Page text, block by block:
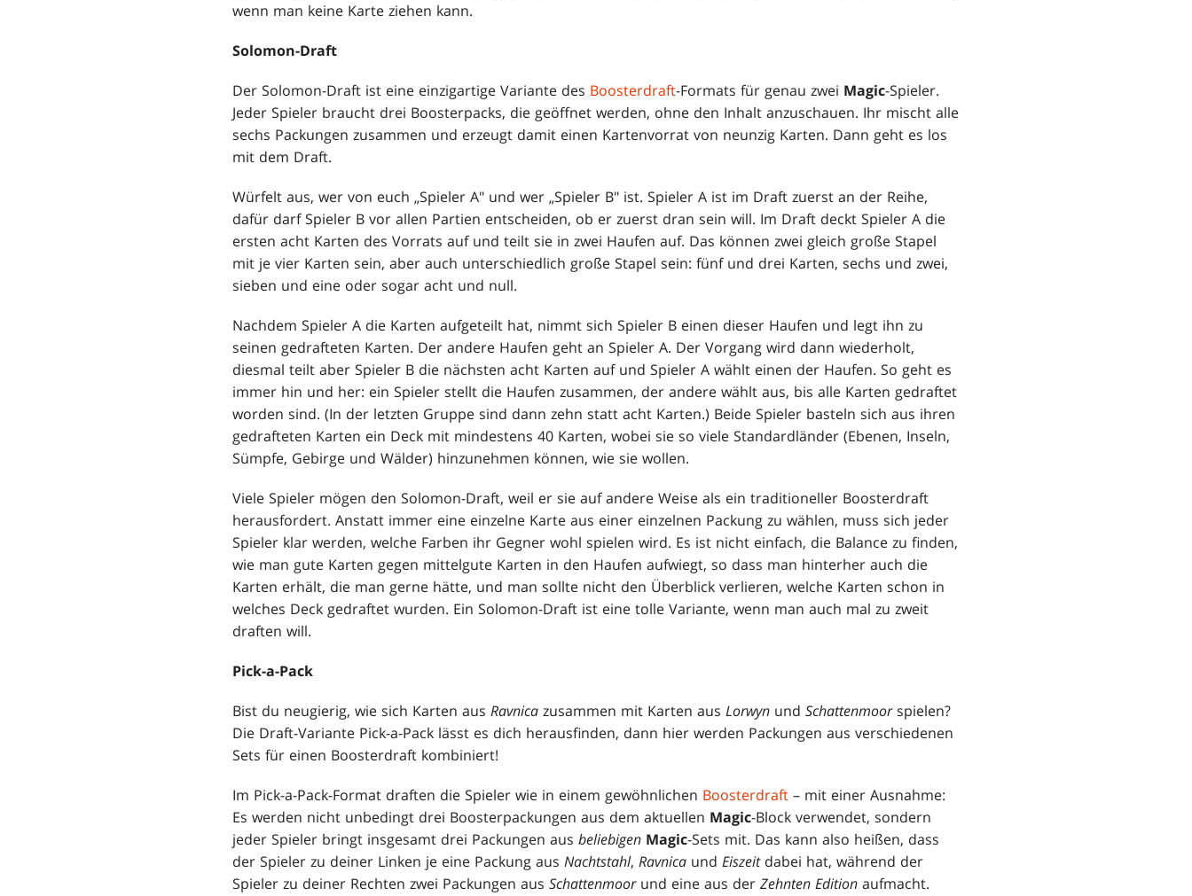
wenn man keine Karte ziehen kann.
Solomon-Draft
Der Solomon-Draft ist eine einzigartige Variante des Boosterdraft-Formats für genau zwei Magic-Spieler.
Jeder Spieler braucht drei Boosterpacks, die geöffnet werden, ohne den Inhalt anzuschauen. Ihr mischt alle
sechs Packungen zusammen und erzeugt damit einen Kartenvorrat von neunzig Karten. Dann geht es los
mit dem Draft.
Würfelt aus, wer von euch „Spieler A" und wer „Spieler B" ist. Spieler A ist im Draft zuerst an der Reihe,
dafür darf Spieler B vor allen Partien entscheiden, ob er zuerst dran sein will. Im Draft deckt Spieler A die
ersten acht Karten des Vorrats auf und teilt sie in zwei Haufen auf. Das können zwei gleich große Stapel
mit je vier Karten sein, aber auch unterschiedlich große Stapel sein: fünf und drei Karten, sechs und zwei,
sieben und eine oder sogar acht und null.
Nachdem Spieler A die Karten aufgeteilt hat, nimmt sich Spieler B einen dieser Haufen und legt ihn zu
seinen gedrafteten Karten. Der andere Haufen geht an Spieler A. Der Vorgang wird dann wiederholt,
diesmal teilt aber Spieler B die nächsten acht Karten auf und Spieler A wählt einen der Haufen. So geht es
immer hin und her: ein Spieler stellt die Haufen zusammen, der andere wählt aus, bis alle Karten gedraftet
worden sind. (In der letzten Gruppe sind dann zehn statt acht Karten.) Beide Spieler basteln sich aus ihren
gedrafteten Karten ein Deck mit mindestens 40 Karten, wobei sie so viele Standardländer (Ebenen, Inseln,
Sümpfe, Gebirge und Wälder) hinzunehmen können, wie sie wollen.
Viele Spieler mögen den Solomon-Draft, weil er sie auf andere Weise als ein traditioneller Boosterdraft
herausfordert. Anstatt immer eine einzelne Karte aus einer einzelnen Packung zu wählen, muss sich jeder
Spieler klar werden, welche Farben ihr Gegner wohl spielen wird. Es ist nicht einfach, die Balance zu finden,
wie man gute Karten gegen mittelgute Karten in den Haufen aufwiegt, so dass man hinterher auch die
Karten erhält, die man gerne hätte, und man sollte nicht den Überblick verlieren, welche Karten schon in
welches Deck gedraftet wurden. Ein Solomon-Draft ist eine tolle Variante, wenn man auch mal zu zweit
draften will.
Pick-a-Pack
Bist du neugierig, wie sich Karten aus Ravnica zusammen mit Karten aus Lorwyn und Schattenmoorspielen?
Die Draft-Variante Pick-a-Pack lässt es dich herausfinden, dann hier werden Packungen aus verschiedenen
Sets für einen Boosterdraft kombiniert!
Im Pick-a-Pack-Format draften die Spieler wie in einem gewöhnlichen Boosterdraft – mit einer Ausnahme:
Es werden nicht unbedingt drei Boosterpackungen aus dem aktuellen Magic-Block verwendet, sondern
jeder Spieler bringt insgesamt drei Packungen aus beliebigen Magic-Sets mit. Das kann also heißen, dass
der Spieler zu deiner Linken je eine Packung aus Nachtstahl, Ravnica und Eiszeitdabei hat, während der
Spieler zu deiner Rechten zwei Packungen aus Schattenmoorund eine aus der Zehnten Edition aufmacht.